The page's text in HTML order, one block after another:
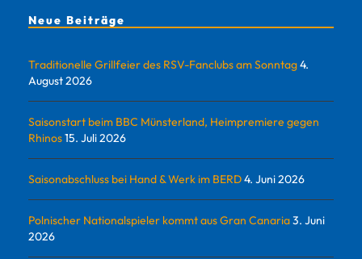
Neue Beiträge
Traditionelle Grillfeier des RSV-Fanclubs am Sonntag4.
August 2026
Saisonstart beim BBC Münsterland, Heimpremiere gegen
Rhinos15. Juli 2026
Saisonabschluss bei Hand & Werk im BERD4. Juni 2026
Polnischer Nationalspieler kommt aus Gran Canaria3. Juni
2026